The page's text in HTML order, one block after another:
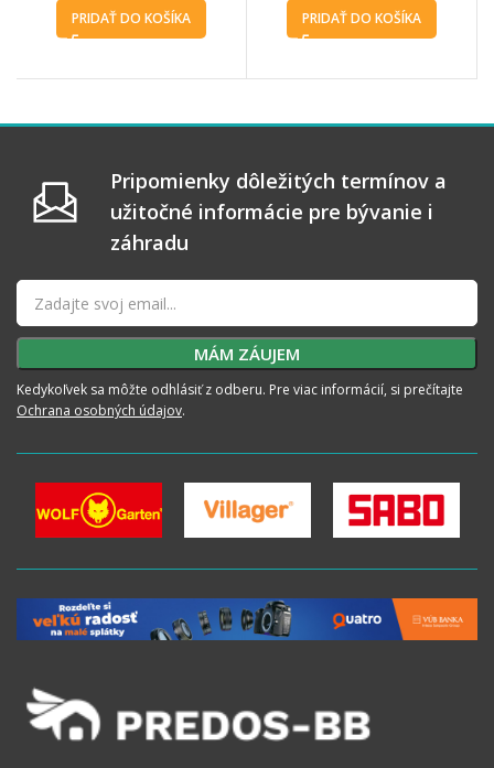
PRIDAŤ DO KOŠÍKA
PRIDAŤ DO KOŠÍKA
Pripomienky dôležitých termínov a
užitočné informácie pre bývanie i
záhradu
Kedykoľvek sa môžte odhlásiť z odberu. Pre viac informácií, si prečítajte
Ochrana osobných údajov.